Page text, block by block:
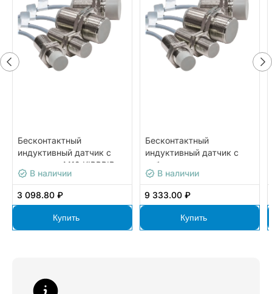
Бесконтактный
индуктивный датчик с
разъемом М12 KIPPRIBOR
LA18-80.5P1.U1.E
В наличии
3 098.80 ₽
Купить
Бесконтактный
индуктивный датчик с
кабельным выводом
KIPPRIBOR LA08M-
В наличии
9 333.00 ₽
Купить